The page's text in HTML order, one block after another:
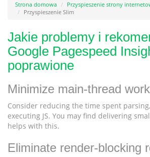
Strona domowa
Przyspieszenie strony
Przyspieszenie Slim
Jakie problemy i
Google Pagespeed
poprawione
Minimize main-thread work
Consider reducing the time spent
executing JS. You may find delivering
helps with this.
Eliminate render-blocking